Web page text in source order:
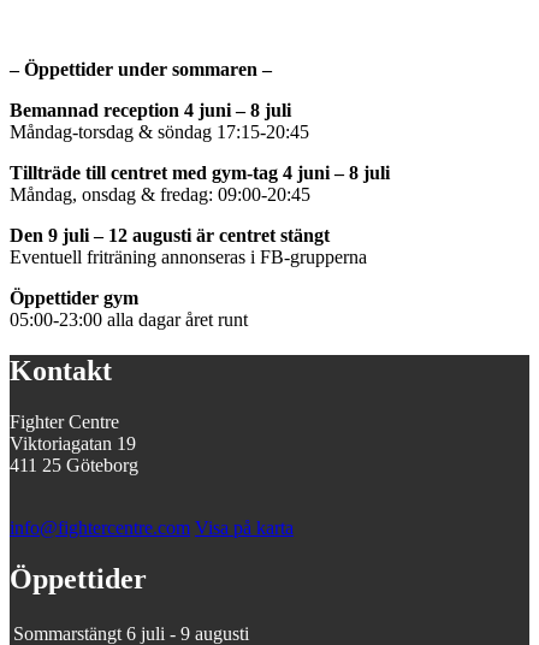
– Öppettider under sommaren –
Bemannad reception 4 juni – 8 juli
Måndag-torsdag & söndag 17:15-20:45
Tillträde till centret med gym-tag 4 juni – 8 juli
Måndag, onsdag & fredag: 09:00-20:45
Den 9 juli – 12 augusti är centret stängt
Eventuell friträning annonseras i FB-grupperna
Öppettider gym
05:00-23:00 alla dagar året runt
Kontakt
Fighter Centre
Viktoriagatan 19
411 25 Göteborg
info@fightercentre.com Visa på karta
Öppettider
Sommarstängt 6 juli - 9 augusti